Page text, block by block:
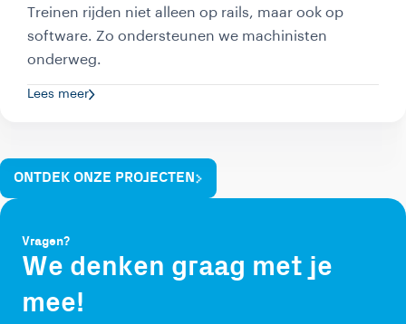
Treinen rijden niet alleen op rails, maar ook op
software. Zo ondersteunen we machinisten
onderweg.
Lees meer
ONTDEK ONZE PROJECTEN
Vragen?
We denken graag met je
mee!